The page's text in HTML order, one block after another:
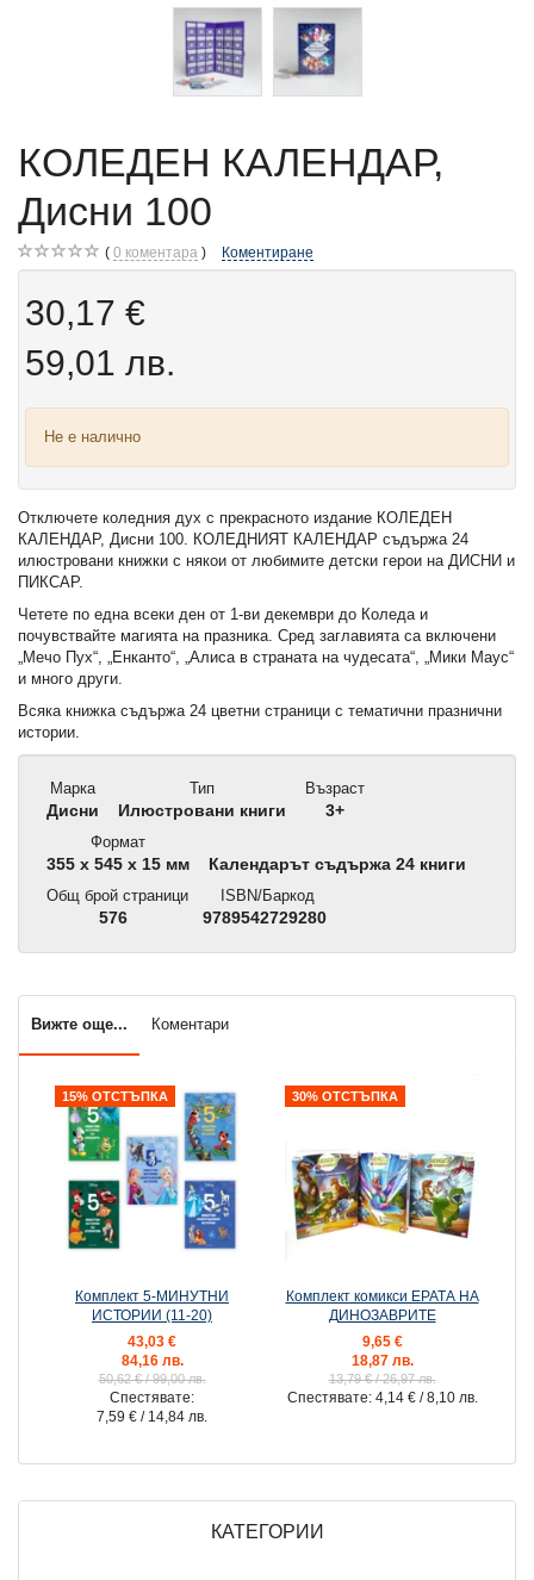
КОЛЕДЕН КАЛЕНДАР,
Дисни 100
0 коментара Коментиране
30,17 €
59,01 лв.
Не е налично
Отключете коледния дух с прекрасното издание КОЛЕДЕН
КАЛЕНДАР, Дисни 100. КОЛЕДНИЯТ КАЛЕНДАР съдържа 24
илюстровани книжки с някои от любимите детски герои на ДИСНИ и
ПИКСАР.
Четете по една всеки ден от 1-ви декември до Коледа и
почувствайте магията на празника. Сред заглавията са включени
„Мечо Пух“, „Енканто“, „Алиса в страната на чудесата“, „Мики Маус“
и много други.
Всяка книжка съдържа 24 цветни страници с тематични празнични
истории.
Марка
Дисни
Тип
Илюстровани книги
Възраст
3+
Формат
355 х 545 х 15 мм
Календарът съдържа 24 книги
Общ брой страници
576
ISBN/Баркод
9789542729280
Вижте още... Коментари
15% ОТСТЪПКА
Комплект 5-МИНУТНИ
ИСТОРИИ (11-20)
43,03 €
84,16 лв.
50,62 €/ 99,00 лв.
Спестявате:
7,59 € / 14,84 лв.
30% ОТСТЪПКА
Комплект комикси ЕРАТА НА
ДИНОЗАВРИТЕ
9,65 €
18,87 лв.
13,79 €/ 26,97 лв.
Спестявате: 4,14 € / 8,10 лв.
КАТЕГОРИИ